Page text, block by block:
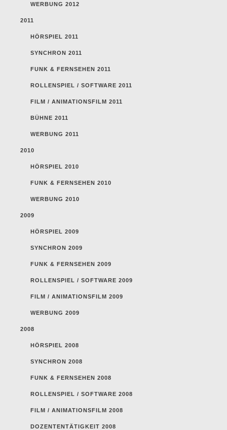
WERBUNG 2012
2011
HÖRSPIEL 2011
SYNCHRON 2011
FUNK & FERNSEHEN 2011
ROLLENSPIEL / SOFTWARE 2011
FILM / ANIMATIONSFILM 2011
BÜHNE 2011
WERBUNG 2011
2010
HÖRSPIEL 2010
FUNK & FERNSEHEN 2010
WERBUNG 2010
2009
HÖRSPIEL 2009
SYNCHRON 2009
FUNK & FERNSEHEN 2009
ROLLENSPIEL / SOFTWARE 2009
FILM / ANIMATIONSFILM 2009
WERBUNG 2009
2008
HÖRSPIEL 2008
SYNCHRON 2008
FUNK & FERNSEHEN 2008
ROLLENSPIEL / SOFTWARE 2008
FILM / ANIMATIONSFILM 2008
DOZENTENTÄTIGKEIT 2008